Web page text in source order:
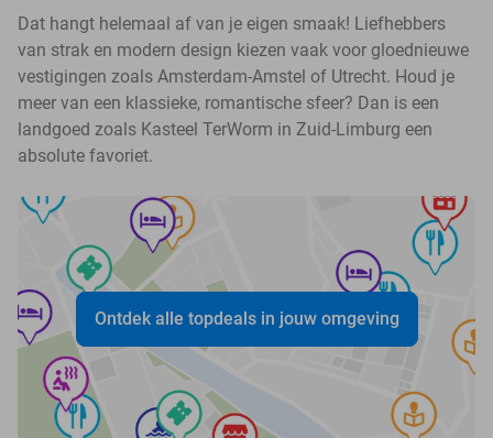
Dat hangt helemaal af van je eigen smaak! Liefhebbers
van strak en modern design kiezen vaak voor gloednieuwe
vestigingen zoals Amsterdam-Amstel of Utrecht. Houd je
meer van een klassieke, romantische sfeer? Dan is een
landgoed zoals Kasteel TerWorm in Zuid-Limburg een
absolute favoriet.
Ontdek alle topdeals in jouw omgeving